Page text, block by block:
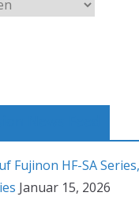
Fujinon HF-SA
Januar 15, 2026